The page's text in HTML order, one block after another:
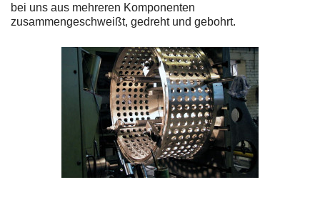
bei uns aus mehreren Komponenten
zusammengeschweißt, gedreht und gebohrt.